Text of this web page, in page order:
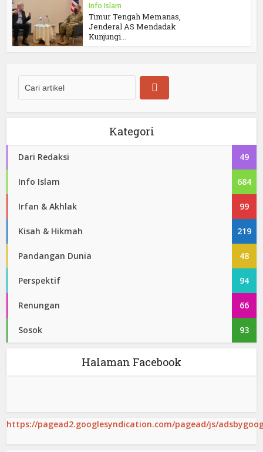
Info Islam
Timur Tengah Memanas,
Jenderal AS Mendadak
Kunjungi...
Kategori
Dari Redaksi 49
Info Islam 684
Irfan & Akhlak 99
Kisah & Hikmah 219
Pandangan Dunia 48
Perspektif 94
Renungan 66
Sosok 93
Halaman Facebook
https://pagead2.googlesyndication.com/pagead/js/